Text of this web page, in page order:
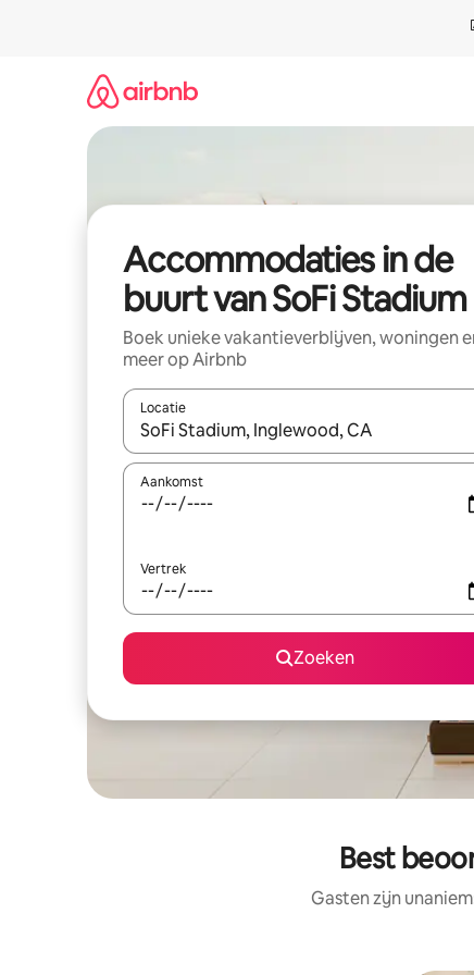
Accommodaties in de
buurt van SoFi Stadium
Boek unieke vakantieverblijven, woningen
meer op Airbnb
Locatie
Wanneer er resultaten beschikbaar zijn, maak
Aankomst
Vertrek
Zoeken
Best
Gasten zijn